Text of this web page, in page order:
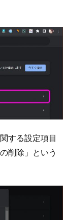
する設定項目
削除」という